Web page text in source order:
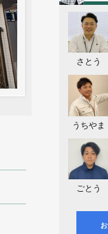
2026.08.05
群馬県伊
頂きまし
群馬県
きまし
埼玉県上
きました
東京都日
きまし
群馬県伊
頂きまし
さとう
うちやま
ごとう